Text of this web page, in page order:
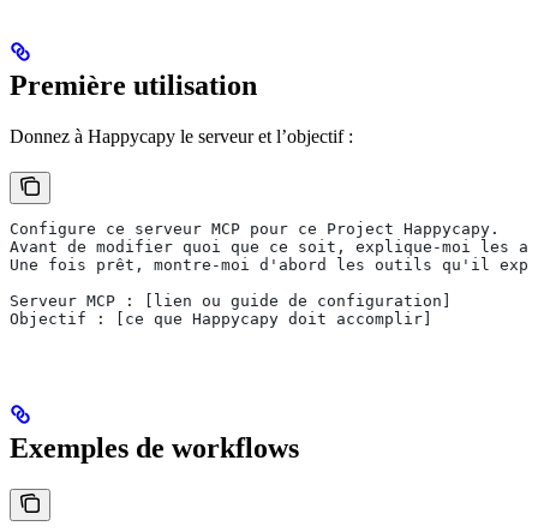
Première utilisation
Donnez à Happycapy le serveur et l’objectif :
Configure ce serveur MCP pour ce Project Happycapy.
Avant de modifier quoi que ce soit, explique-moi les
Une fois prêt, montre-moi d'abord les outils qu'il
Serveur MCP : [lien ou guide de configuration]
Objectif : [ce que Happycapy doit accomplir]
Exemples de workflows